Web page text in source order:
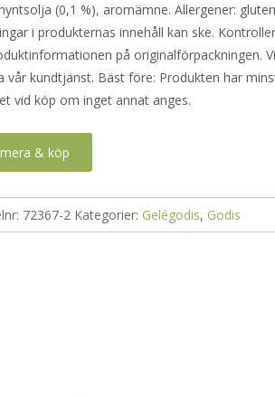
(0,1 %), aromämne. Allergener:
i produkternas innehåll kan ske.
på originalförpackningen.
vår kundtjänst. Bäst före: Produkten har
vid köp om inget annat anges.
& köp
72367-2 Kategorier: Gelégodis, Godis